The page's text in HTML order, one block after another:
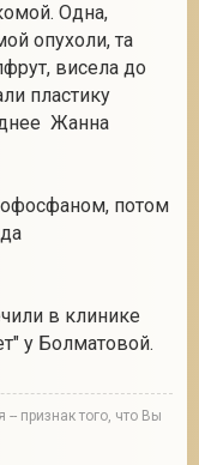
Одна,
опухоли, та
висела до
пластику
Жанна
потом
в клинике
у Болматовой.
признак того, что Вы